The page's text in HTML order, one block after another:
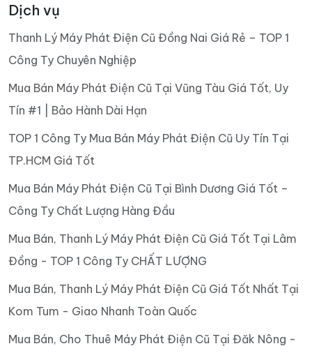
Dịch vụ
Thanh Lý Máy Phát Điện Cũ Đồng Nai Giá Rẻ – TOP 1
Công Ty Chuyên Nghiệp
Mua Bán Máy Phát Điện Cũ Tại Vũng Tàu Giá Tốt, Uy
Tín #1 | Bảo Hành Dài Hạn
TOP 1 Công Ty Mua Bán Máy Phát Điện Cũ Uy Tín Tại
TP.HCM Giá Tốt
Mua Bán Máy Phát Điện Cũ Tại Bình Dương Giá Tốt –
Công Ty Chất Lượng Hàng Đầu
Mua Bán, Thanh Lý Máy Phát Điện Cũ Giá Tốt Tại Lâm
Đồng - TOP 1 Công Ty CHẤT LƯỢNG
Mua Bán, Thanh Lý Máy Phát Điện Cũ Giá Tốt Nhất Tại
Kom Tum - Giao Nhanh Toàn Quốc
Mua Bán, Cho Thuê Máy Phát Điện Cũ Tại Đăk Nông -